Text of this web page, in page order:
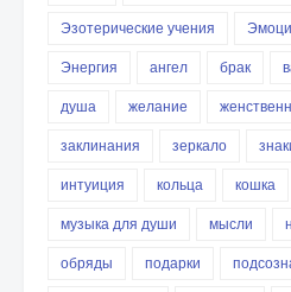
Эзотерические учения
Энергия
ангел брак
душа
желание
заклинания
зеркало
интуиция
кольца кошка
музыка для души
мысли
обряды
подарки